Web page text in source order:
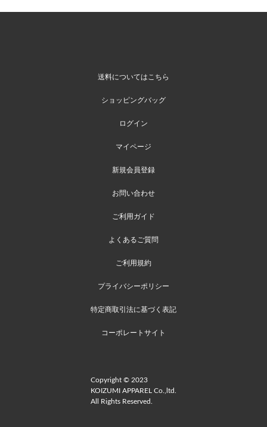
送料についてはこちら
ショッピングバッグ
ログイン
マイページ
新規会員登録
お問い合わせ
ご利用ガイド
よくあるご質問
ご利用規約
プライバシーポリシー
特定商取引法に基づく表記
コーポレートサイト
Copyright © 2023
KOIZUMI APPAREL Co.,ltd.
All Rights Reserved.